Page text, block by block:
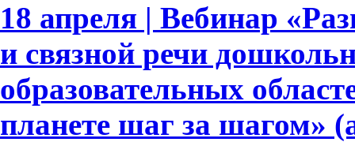
18 апреля | Вебинар
и связной речи
образовательных
планете шаг за шагом»